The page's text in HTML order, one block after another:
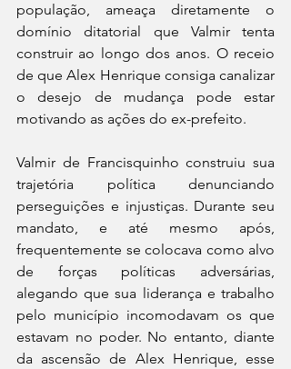
população, ameaça diretamente o
domínio ditatorial que Valmir tenta
construir ao longo dos anos. O receio
de que Alex Henrique consiga canalizar
o desejo de mudança pode estar
motivando as ações do ex-prefeito.
Valmir de Francisquinho construiu sua
trajetória política denunciando
perseguições e injustiças. Durante seu
mandato, e até mesmo após,
frequentemente se colocava como alvo
de forças políticas adversárias,
alegando que sua liderança e trabalho
pelo município incomodavam os que
estavam no poder. No entanto, diante
da ascensão de Alex Henrique, esse